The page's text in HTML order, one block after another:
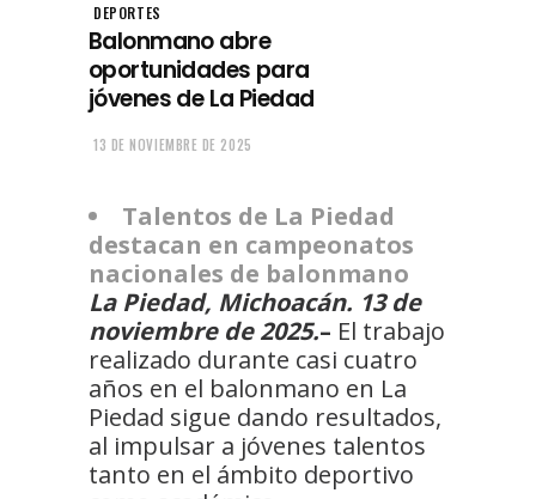
DEPORTES
Balonmano abre
oportunidades para
jóvenes de La Piedad
13 DE NOVIEMBRE DE 2025
Talentos de La Piedad
destacan en campeonatos
nacionales de balonmano
La Piedad, Michoacán. 13 de
noviembre de 2025.– El trabajo
realizado durante casi cuatro
años en el balonmano en La
Piedad sigue dando resultados,
al impulsar a jóvenes talentos
tanto en el ámbito deportivo